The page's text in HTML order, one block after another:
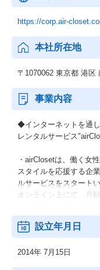
https://corp.air-
本社所在地
〒1070062 東京都 港区
事業内容
◆インターネットを通
レンタルサービス
・airClosetは、働く女
スタイルを応援する企
ルサービスをスタート
オンライン上にて、月
ます。
月額9,800円で何度でも
「ヤマト運輸」と提携
し倉庫の確保、「ホワ
設立年月日
2014年 7月15日